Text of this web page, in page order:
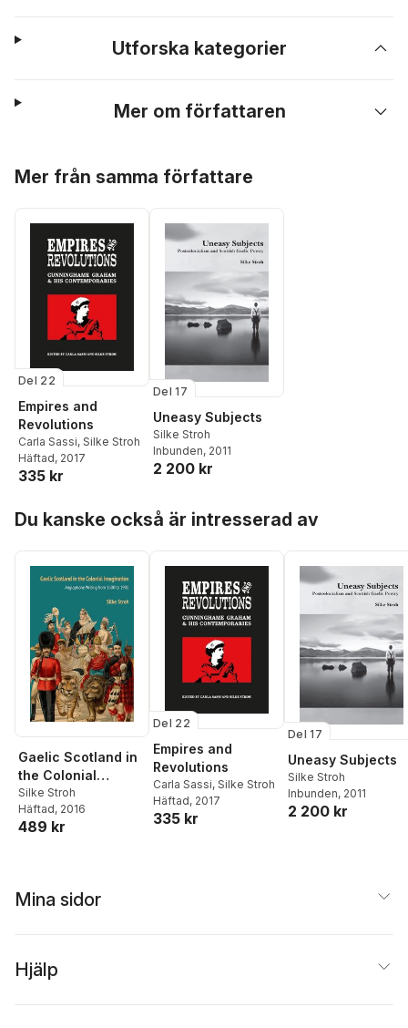
Utforska kategorier
Mer om författaren
Mer från samma författare
Del 22
Empires and
Revolutions
Carla Sassi, Silke Stroh
Häftad, 2017
335 kr
Del 17
Uneasy Subjects
Silke Stroh
Inbunden, 2011
2 200 kr
Du kanske också är intresserad av
Gaelic Scotland in
the Colonial
Imagination
Silke Stroh
Häftad, 2016
489 kr
Del 22
Empires and
Revolutions
Carla Sassi, Silke Stroh
Häftad, 2017
335 kr
Del 17
Uneasy Subjects
Silke Stroh
Inbunden, 2011
2 200 kr
Mina sidor
Hjälp